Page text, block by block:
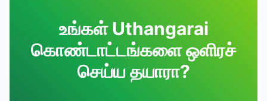
உங்கள் Uthangarai
கொண்டாட்டங்களை ஒளிரச்
செய்ய தயாரா?